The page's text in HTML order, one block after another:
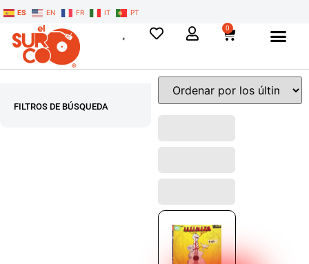
ES EN FR IT PT
0
FILTROS DE BÚSQUEDA